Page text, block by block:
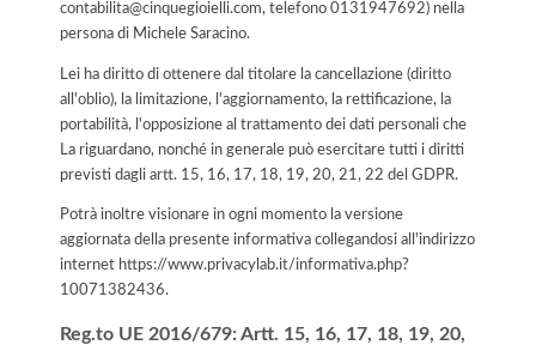
contabilita@cinquegioielli.com, telefono 0131947692) nella
persona di Michele Saracino.
Lei ha diritto di ottenere dal titolare la cancellazione (diritto
all'oblio), la limitazione, l'aggiornamento, la rettificazione, la
portabilità, l'opposizione al trattamento dei dati personali che
La riguardano, nonché in generale può esercitare tutti i diritti
previsti dagli artt. 15, 16, 17, 18, 19, 20, 21, 22 del GDPR.
Potrà inoltre visionare in ogni momento la versione
aggiornata della presente informativa collegandosi all'indirizzo
internet https://www.privacylab.it/informativa.php?
10071382436.
Reg.to UE 2016/679: Artt. 15, 16, 17, 18, 19, 20,